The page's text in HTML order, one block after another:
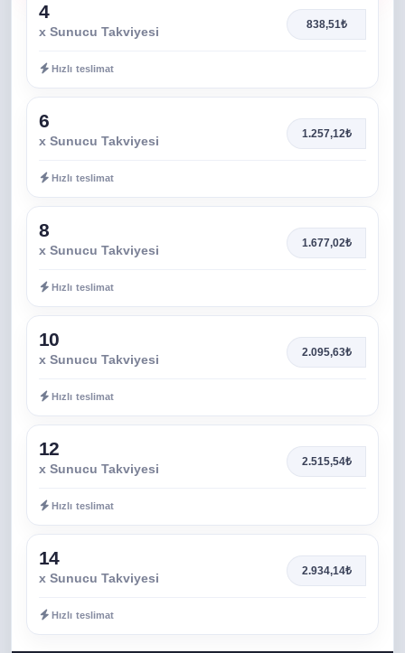
4
x Sunucu Takviyesi 838,51₺
Hızlı teslimat
6
x Sunucu Takviyesi 1.257,12₺
Hızlı teslimat
8
x Sunucu Takviyesi 1.677,02₺
Hızlı teslimat
10
x Sunucu Takviyesi 2.095,63₺
Hızlı teslimat
12
x Sunucu Takviyesi 2.515,54₺
Hızlı teslimat
14
x Sunucu Takviyesi 2.934,14₺
Hızlı teslimat